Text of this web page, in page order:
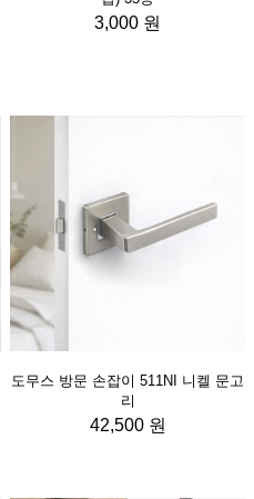
3,000 원
도무스 방문 손잡이 511NI 니켈 문고
리
42,500 원